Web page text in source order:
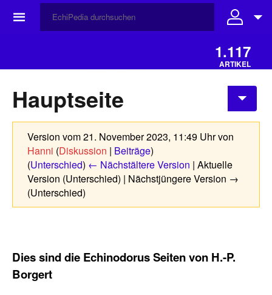
☰
1.117
ARTIKEL
Hauptseite
Version vom 21. November 2023, 11:49 Uhr von
Hanni (Diskussion | Beiträge)
(Unterschied) ← Nächstältere Version | Aktuelle
Version (Unterschied) | Nächstjüngere Version →
(Unterschied)
Dies sind die Echinodorus Seiten von H.-P.
Borgert